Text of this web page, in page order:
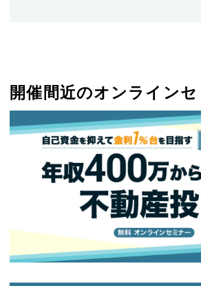
開催間近のオンライン